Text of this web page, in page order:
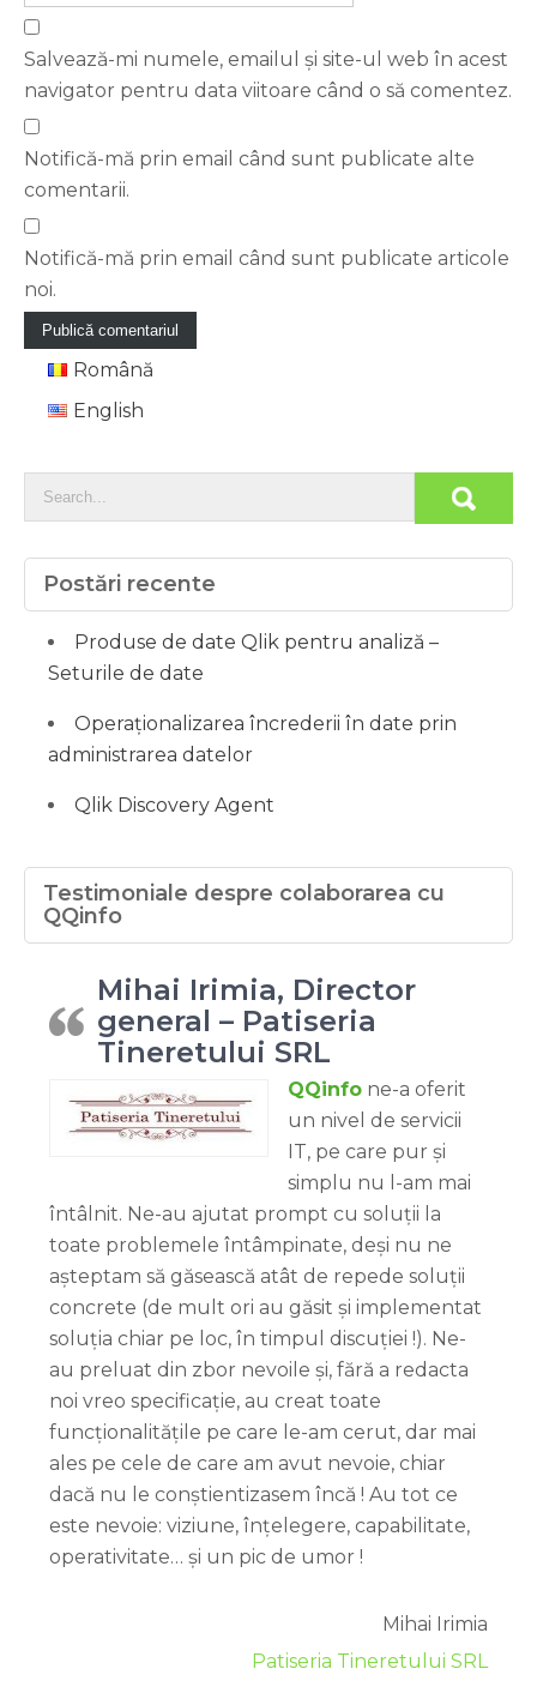
Salvează-mi numele, emailul și site-ul web în acest
navigator pentru data viitoare când o să comentez.
Notifică-mă prin email când sunt publicate alte
comentarii.
Notifică-mă prin email când sunt publicate articole
noi.
Română
English
Postări recente
Produse de date Qlik pentru analiză –
Seturile de date
Operaționalizarea încrederii în date prin
administrarea datelor
Qlik Discovery Agent
Testimoniale despre colaborarea cu
QQinfo
Mihai Irimia, Director
general – Patiseria
Tineretului SRL
QQinfo ne-a oferit
un nivel de servicii
IT, pe care pur și
simplu nu l-am mai
întâlnit. Ne-au ajutat prompt cu soluții la
toate problemele întâmpinate, deși nu ne
așteptam să găsească atât de repede soluții
concrete (de mult ori au găsit și implementat
soluția chiar pe loc, în timpul discuției !). Ne-
au preluat din zbor nevoile și, fără a redacta
noi vreo specificație, au creat toate
funcționalitățile pe care le-am cerut, dar mai
ales pe cele de care am avut nevoie, chiar
dacă nu le conștientizasem încă ! Au tot ce
este nevoie: viziune, înțelegere, capabilitate,
operativitate… și un pic de umor !
Mihai Irimia
Patiseria Tineretului SRL